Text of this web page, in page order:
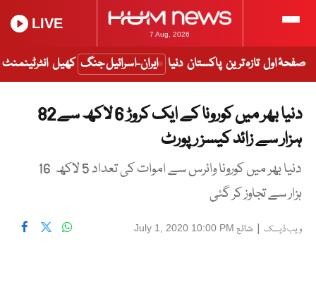
7 Aug, 2026
LIVE
صفحۂ اول تازہ ترین پاکستان دنیا ایران-اسرائیل جنگ کھیل انٹرٹینمنٹ
دنیا بھر میں کورونا کے ایک کروڑ 6 لاکھ سے 82
ہزار سے زائد کیسز رپورٹ
دنیا بھر میں کورونا وائرس سے اموات کی تعداد 5 لاکھ 16
ہزار سے تجاوز کر گئی
ویب ڈیسک | شائع July 1, 2020 10:00 PM